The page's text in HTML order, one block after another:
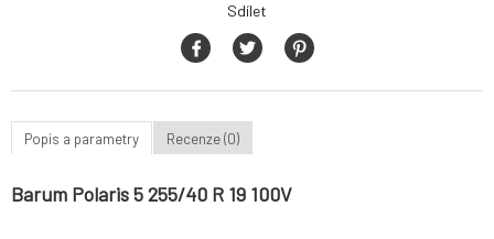
Sdílet
Popis a parametry Recenze (0)
Barum Polaris 5 255/40 R 19 100V